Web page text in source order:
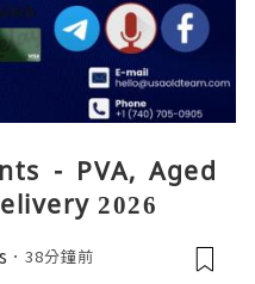
- PVA, Aged
2026
38分鐘前